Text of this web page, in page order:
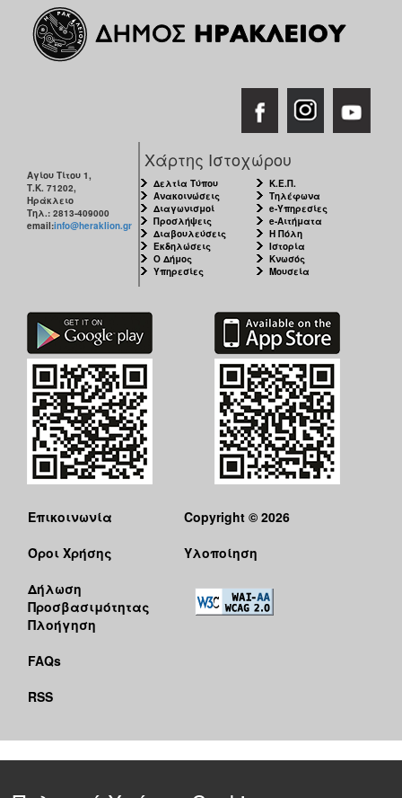
Αγίου Τίτου 1,
Τ.Κ. 71202,
Ηράκλειο
Τηλ.: 2813-409000
email:info@heraklion.gr
Χάρτης Ιστοχώρου
Δελτία Τύπου
Ανακοινώσεις
Διαγωνισμοί
Προσλήψεις
Διαβουλεύσεις
Εκδηλώσεις
Ο Δήμος
Υπηρεσίες
Κ.Ε.Π.
Τηλέφωνα
e-Υπηρεσίες
e-Αιτήματα
Η Πόλη
Ιστορία
Κνωσός
Μουσεία
Επικοινωνία
Όροι Χρήσης
Δήλωση
Προσβασιμότητας
Πλοήγηση
FAQs
RSS
Copyright © 2026
Υλοποίηση